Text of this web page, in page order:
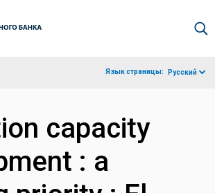
Язык страницы: Русский
capacity
: a